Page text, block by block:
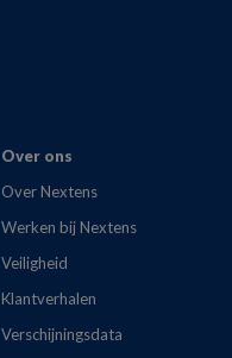
Over ons
Over Nextens
Werken bij Nextens
Veiligheid
Klantverhalen
Verschijningsdata